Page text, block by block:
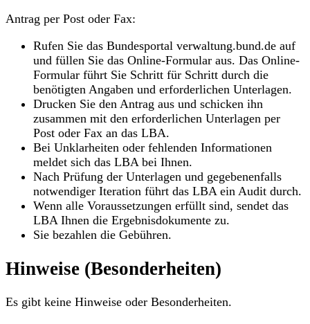
Antrag per Post oder Fax:
Rufen Sie das Bundesportal verwaltung.bund.de auf
und füllen Sie das Online-Formular aus. Das Online-
Formular führt Sie Schritt für Schritt durch die
benötigten Angaben und erforderlichen Unterlagen.
Drucken Sie den Antrag aus und schicken ihn
zusammen mit den erforderlichen Unterlagen per
Post oder Fax an das LBA.
Bei Unklarheiten oder fehlenden Informationen
meldet sich das LBA bei Ihnen.
Nach Prüfung der Unterlagen und gegebenenfalls
notwendiger Iteration führt das LBA ein Audit durch.
Wenn alle Voraussetzungen erfüllt sind, sendet das
LBA Ihnen die Ergebnisdokumente zu.
Sie bezahlen die Gebühren.
Hinweise (Besonderheiten)
Es gibt keine Hinweise oder Besonderheiten.